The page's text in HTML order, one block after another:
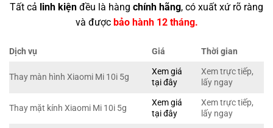
Tất cả linh kiện đều là hàng chính hãng, có xuất xứ rõ ràng
và được bảo hành 12 tháng.
Dịch vụ Giá Thời gian
Thay màn hình Xiaomi Mi 10i 5g
Xem giá
tại đây
Xem trực tiếp,
lấy ngay
Thay mặt kính Xiaomi Mi 10i 5g
Xem giá
tại đây
Xem trực tiếp,
lấy ngay